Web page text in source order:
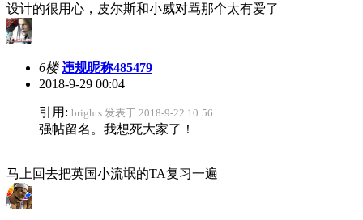
设计的很用心，皮尔斯和小威对骂那个太有爱了
6楼 违规昵称485479
2018-9-29 00:04
引用: brights 发表于 2018-9-22 10:56
强帖留名。我想死大家了！
马上回去把英国小流氓的TA复习一遍